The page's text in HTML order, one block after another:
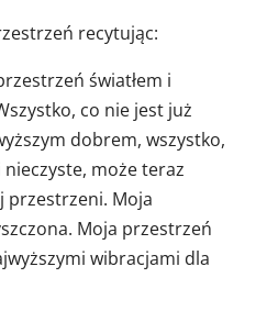
recytując:
światłem i
co nie jest już
dobrem, wszystko,
może teraz
przestrzeni. Moja
Moja przestrzeń
wibracjami dla